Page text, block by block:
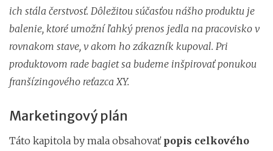
ich stála čerstvosť. Dôležitou súčasťou nášho produktu je
balenie, ktoré umožní ľahký prenos jedla na pracovisko v
rovnakom stave, v akom ho zákazník kupoval. Pri
produktovom rade bagiet sa budeme inšpirovať ponukou
franšízingového reťazca XY.
Marketingový plán
Táto kapitola by mala obsahovať popis celkového